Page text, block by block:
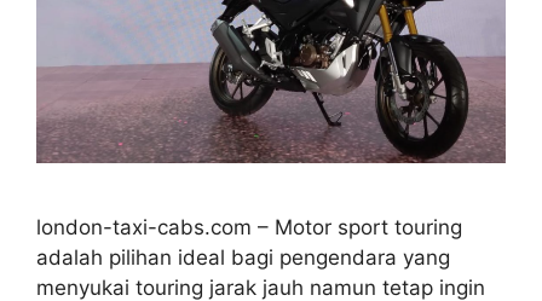
london-taxi-cabs.com – Motor sport touring
adalah pilihan ideal bagi pengendara yang
menyukai touring jarak jauh namun tetap ingin